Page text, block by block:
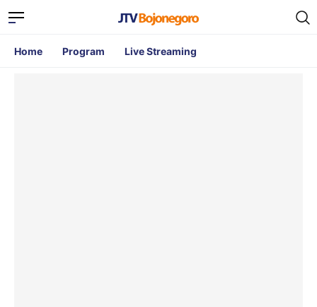
Home Program Live Streaming